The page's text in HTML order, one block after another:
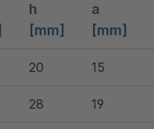
h a
[mm] [mm]
20 15
28 19